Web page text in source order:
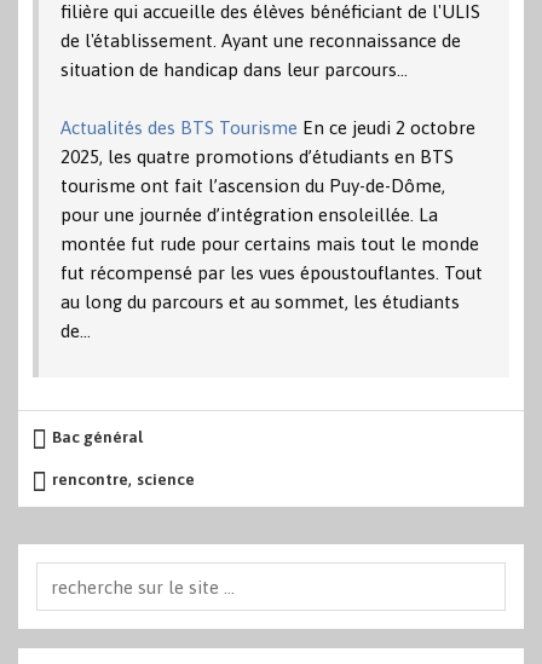
filière qui accueille des élèves bénéficiant de l'ULIS
de l'établissement. Ayant une reconnaissance de
situation de handicap dans leur parcours…
Actualités des BTS Tourisme En ce jeudi 2 octobre
2025, les quatre promotions d’étudiants en BTS
tourisme ont fait l’ascension du Puy-de-Dôme,
pour une journée d’intégration ensoleillée. La
montée fut rude pour certains mais tout le monde
fut récompensé par les vues époustouflantes. Tout
au long du parcours et au sommet, les étudiants
de…
Bac général
rencontre, science